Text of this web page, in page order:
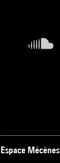
Espace Mécènes